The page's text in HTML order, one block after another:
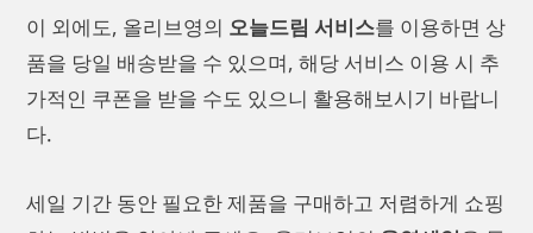
이 외에도, 올리브영의 오늘드림 서비스를 이용하면 상
품을 당일 배송받을 수 있으며, 해당 서비스 이용 시 추
가적인 쿠폰을 받을 수도 있으니 활용해보시기 바랍니
다.
세일 기간 동안 필요한 제품을 구매하고 저렴하게 쇼핑